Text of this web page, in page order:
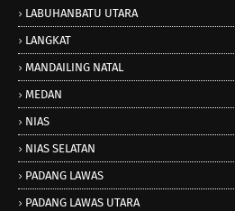
LABUHANBATU UTARA
LANGKAT
MANDAILING NATAL
MEDAN
NIAS
NIAS SELATAN
PADANG LAWAS
PADANG LAWAS UTARA